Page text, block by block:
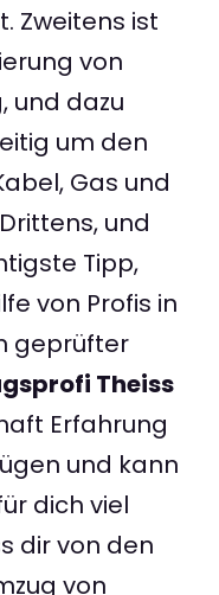
Zweitens ist
von
und dazu
um den
Gas und
und
Tipp,
von Profis in
geprüfter
Theiss
Erfahrung
und kann
dich viel
dir von den
von